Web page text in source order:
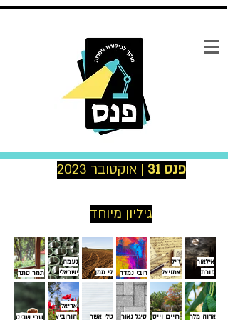
פנס 31 | אוקטובר 2023
גיליון מיוחד
שרי שביט
אריאל
הורוביץ
טלי אשר סיגל נאור חיים וייס אדוה מלר
נעמה
ישראלי
לי ממן
ז'יל
אמויאל
רובי נמדר תמר סתר
אילאור
פורת